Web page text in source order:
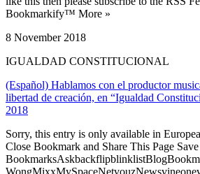
Bookmarkify™ More »
8 November 2018
IGUALDAD CONSTITUCIONAL
(Español) Hablamos con el productor
libertad de creación, en “Igualdad
2018
Sorry, this entry is only available in
Close Bookmark and Share This Page